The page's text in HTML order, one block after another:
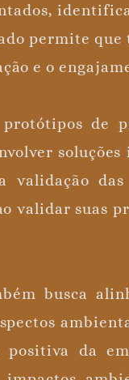
permite
e o
de
validar suas
busca
da